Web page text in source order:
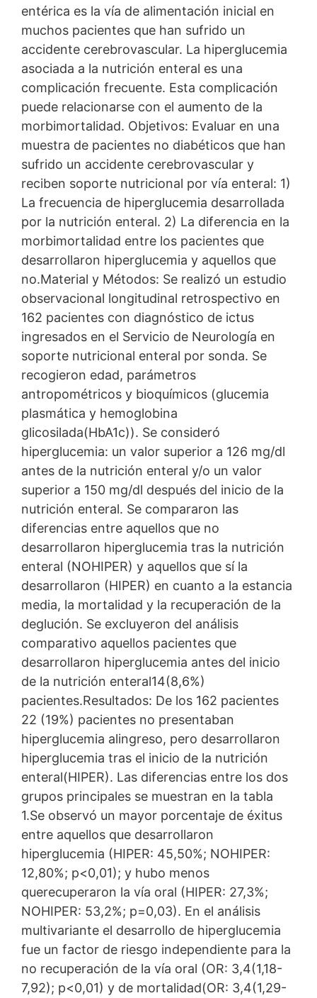
entérica es la vía de alimentación inicial en
muchos pacientes que han sufrido un
accidente cerebrovascular. La hiperglucemia
asociada a la nutrición enteral es una
complicación frecuente. Esta complicación
puede relacionarse con el aumento de la
morbimortalidad. Objetivos: Evaluar en una
muestra de pacientes no diabéticos que han
sufrido un accidente cerebrovascular y
reciben soporte nutricional por vía enteral: 1)
La frecuencia de hiperglucemia desarrollada
por la nutrición enteral. 2) La diferencia en la
morbimortalidad entre los pacientes que
desarrollaron hiperglucemia y aquellos que
no.Material y Métodos: Se realizó un estudio
observacional longitudinal retrospectivo en
162 pacientes con diagnóstico de ictus
ingresados en el Servicio de Neurología en
soporte nutricional enteral por sonda. Se
recogieron edad, parámetros
antropométricos y bioquímicos (glucemia
plasmática y hemoglobina
glicosilada(HbA1c)). Se consideró
hiperglucemia: un valor superior a 126 mg/dl
antes de la nutrición enteral y/o un valor
superior a 150 mg/dl después del inicio de la
nutrición enteral. Se compararon las
diferencias entre aquellos que no
desarrollaron hiperglucemia tras la nutrición
enteral (NOHIPER) y aquellos que sí la
desarrollaron (HIPER) en cuanto a la estancia
media, la mortalidad y la recuperación de la
deglución. Se excluyeron del análisis
comparativo aquellos pacientes que
desarrollaron hiperglucemia antes del inicio
de la nutrición enteral14(8,6%)
pacientes.Resultados: De los 162 pacientes
22 (19%) pacientes no presentaban
hiperglucemia alingreso, pero desarrollaron
hiperglucemia tras el inicio de la nutrición
enteral(HIPER). Las diferencias entre los dos
grupos principales se muestran en la tabla
1.Se observó un mayor porcentaje de éxitus
entre aquellos que desarrollaron
hiperglucemia (HIPER: 45,50%; NOHIPER:
12,80%; p<0,01); y hubo menos
querecuperaron la vía oral (HIPER: 27,3%;
NOHIPER: 53,2%; p=0,03). En el análisis
multivariante el desarrollo de hiperglucemia
fue un factor de riesgo independiente para la
no recuperación de la vía oral (OR: 3,4(1,18-
7,92); p<0,01) y de mortalidad(OR: 3,4(1,29-